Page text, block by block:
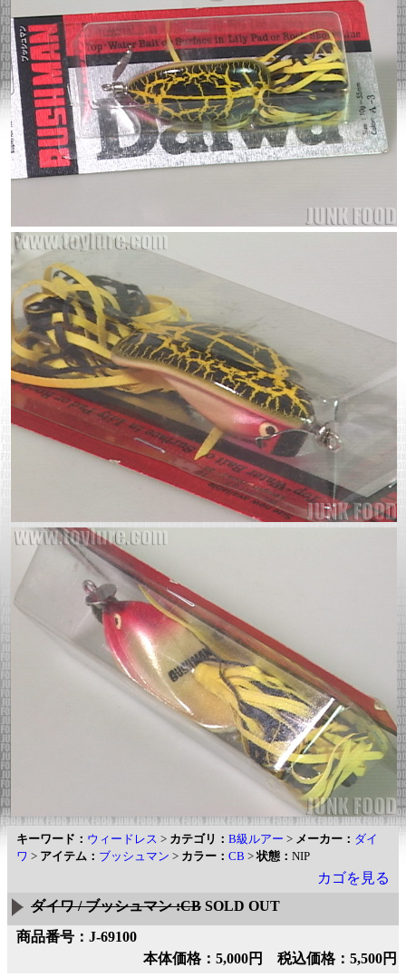
キーワード： ウィードレス > カテゴリ： B級ルアー > メーカー： ダイ
ワ > アイテム： ブッシュマン > カラー： CB >状態： NIP
カゴを見る
ダイワ / ブッシュマン :CB SOLD OUT
商品番号：J-69100
本体価格：5,000円 税込価格：5,500円